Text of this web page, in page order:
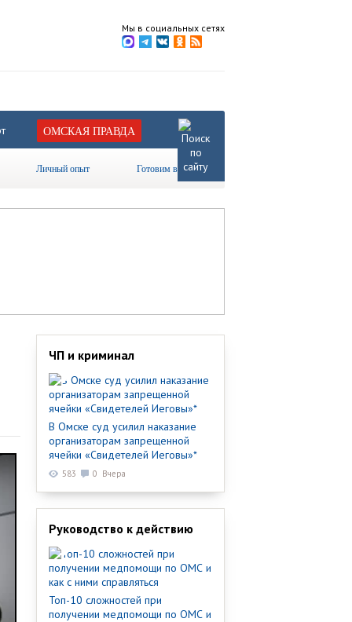
Мы в социальных сетях
ОМСКАЯ ПРАВДА
Личный опыт Готовим вместе
ЧП и криминал
В Омске суд усилил наказание
организаторам запрещенной
ячейки «Свидетелей Иеговы»*
583 0 Вчера
Руководство к действию
Топ-10 сложностей при
получении медпомощи по ОМС и